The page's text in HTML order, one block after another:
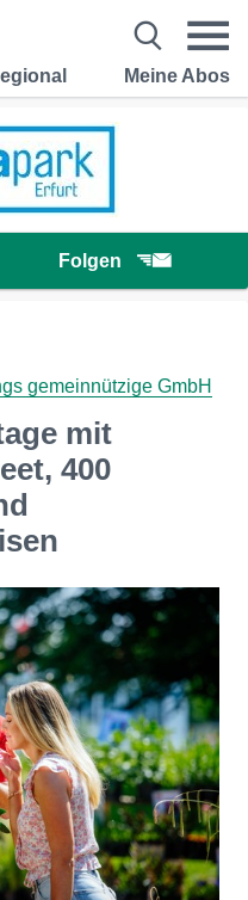
Meine Abos
Folgen
gemeinnützige GmbH
mit
400